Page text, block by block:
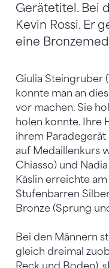
Gerätetitel. Bei
Kevin Rossi. Er
eine
Giulia Steingruber
konnte man an
vor machen. Sie
holen konnte. Ihre
ihrem
auf Medaillenkurs
Chiasso) und
Käslin erreichte
Stufenbarren
Bronze (Sprung
Bei den Männern
gleich dreimal